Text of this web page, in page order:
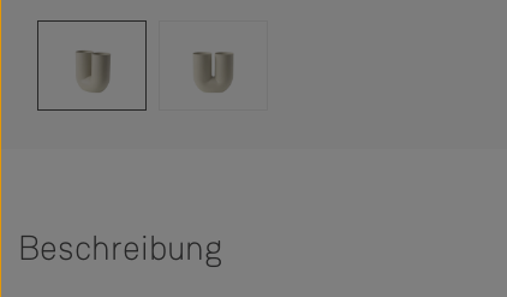
Beschreibung